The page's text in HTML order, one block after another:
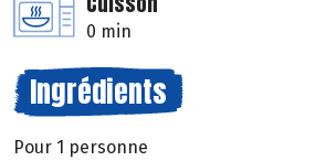
0 min
Ingrédients
Pour 1 personne